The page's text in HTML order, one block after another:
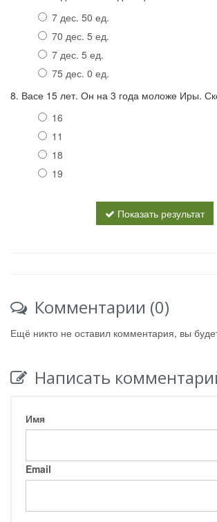
7 дес. 50 ед.
70 дес. 5 ед.
7 дес. 5 ед.
75 дес. 0 ед.
8. Васе 15 лет. Он на 3 года моложе Иры.
16
11
18
19
Показать результат
Комментарии (0)
Ещё никто не оставил комментария, вы
Написать
Имя
Email